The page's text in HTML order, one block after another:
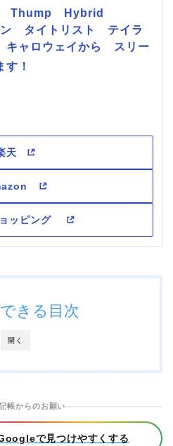
Thump Hybrid
タイトリスト テイラ
ャロウェイから スリー
！
開く
きる目次
帳からのお願い
で見つけやすくする